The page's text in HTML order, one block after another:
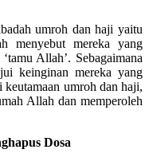
umroh dan haji yaitu
menyebut mereka yang
Allah’. Sebagaimana
keinginan mereka yang
umroh dan haji,
Allah dan memperoleh
Dosa